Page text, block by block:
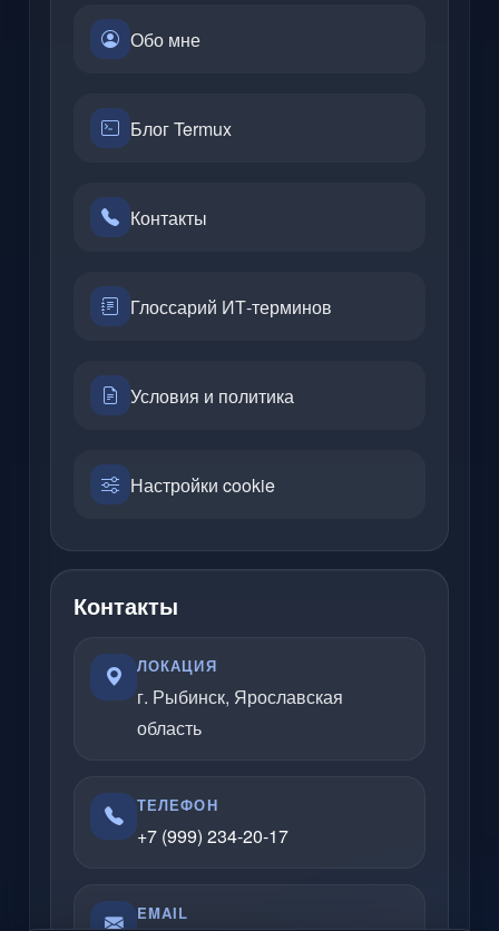
Обо мне
Блог Termux
Контакты
Глоссарий ИТ-терминов
Условия и политика
Настройки cookie
Контакты
ЛОКАЦИЯ
г. Рыбинск, Ярославская
область
ТЕЛЕФОН
+7 (999) 234-20-17
EMAIL